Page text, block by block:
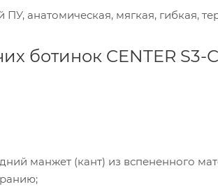
анатомическая, мягкая, гибкая,
ботинок CENTER S3-
манжет (кант) из вспененного